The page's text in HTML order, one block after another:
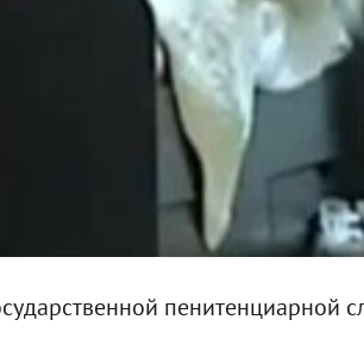
пенитенциарной